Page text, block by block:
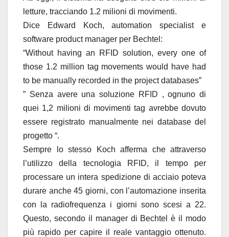
letture, tracciando 1.2 milioni di movimenti.
Dice Edward Koch, automation specialist e
software product manager per Bechtel:
“Without having an RFID solution, every one of
those 1.2 million tag movements would have had
to be manually recorded in the project databases”
” Senza avere una soluzione RFID , ognuno di
quei 1,2 milioni di movimenti tag avrebbe dovuto
essere registrato manualmente nei database del
progetto “.
Sempre lo stesso Koch afferma che attraverso
l’utilizzo della tecnologia RFID, il tempo per
processare un intera spedizione di acciaio poteva
durare anche 45 giorni, con l’automazione inserita
con la radiofrequenza i giorni sono scesi a 22.
Questo, secondo il manager di Bechtel è il modo
più rapido per capire il reale vantaggio ottenuto.